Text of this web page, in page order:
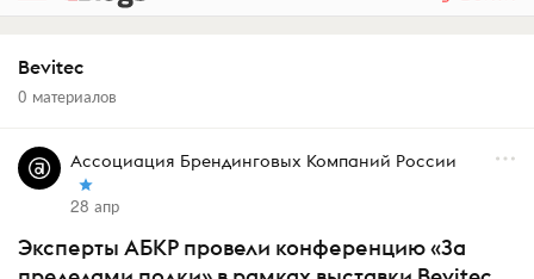
Bevitec
0 материалов
Ассоциация Брендинговых Компаний России
28 апр
Эксперты АБКР провели конференцию «За